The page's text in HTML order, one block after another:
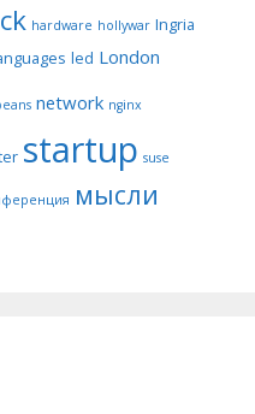
hardware hollywar Ingria
led London
network nginx
startup suse
мысли